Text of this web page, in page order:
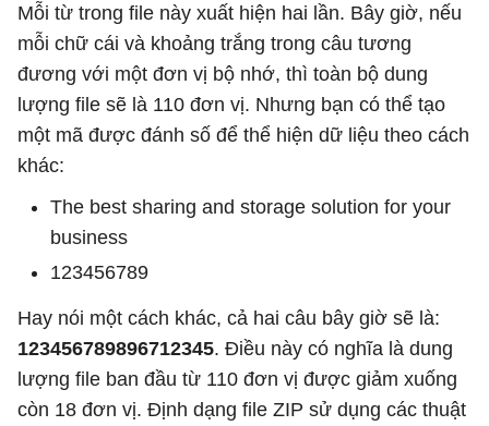
Mỗi từ trong file này xuất hiện hai lần. Bây giờ, nếu
mỗi chữ cái và khoảng trắng trong câu tương
đương với một đơn vị bộ nhớ, thì toàn bộ dung
lượng file sẽ là 110 đơn vị. Nhưng bạn có thể tạo
một mã được đánh số để thể hiện dữ liệu theo cách
khác:
The best sharing and storage solution for your
business
123456789
Hay nói một cách khác, cả hai câu bây giờ sẽ là:
123456789896712345. Điều này có nghĩa là dung
lượng file ban đầu từ 110 đơn vị được giảm xuống
còn 18 đơn vị. Định dạng file ZIP sử dụng các thuật